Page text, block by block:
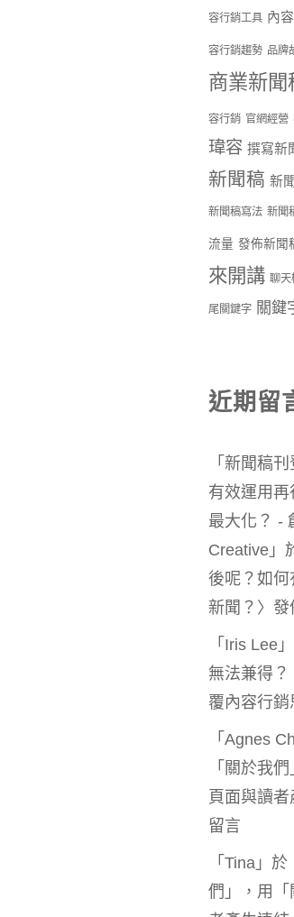
容行銷工具 內
容行銷趨勢 品牌
商業新聞
容行銷 官網經營
瑋容 撰寫新
新聞稿 新
新聞稿寫法 新聞
流量 發佈新聞
來開講 聊天
尾關鍵字 關鍵
近期留
「 新聞稿刊
有效運用
最大化？ -
Creative 」
後呢？如何
新聞？ 〉發
「 Iris Lee
無法兼得
覆內容行銷
「 Agnes
「關於我
頁面與讀者
留言
「 Tina 」於
們」，用「